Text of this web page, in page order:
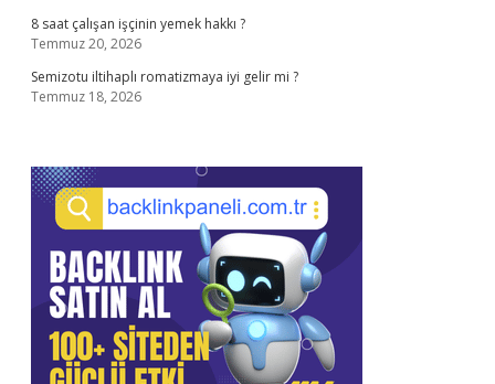
8 saat çalışan işçinin yemek hakkı ?
Temmuz 20, 2026
Semizotu iltihaplı romatizmaya iyi gelir mi ?
Temmuz 18, 2026